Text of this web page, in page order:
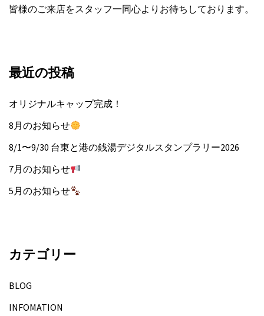
皆様のご来店をスタッフ一同心よりお待ちしております。
最近の投稿
オリジナルキャップ完成！
8月のお知らせ
8/1〜9/30 台東と港の銭湯デジタルスタンプラリー2026
7月のお知らせ
5月のお知らせ
カテゴリー
BLOG
INFOMATION